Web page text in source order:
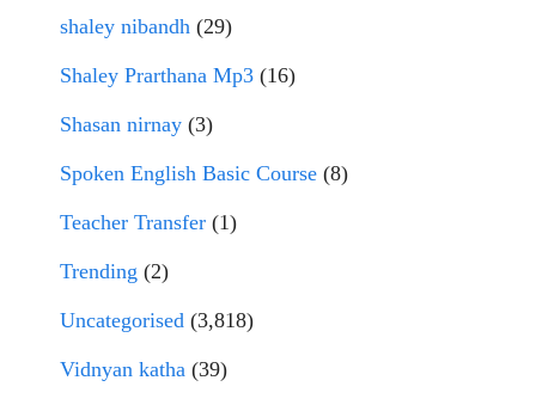
shaley nibandh (29)
Shaley Prarthana Mp3 (16)
Shasan nirnay (3)
Spoken English Basic Course (8)
Teacher Transfer (1)
Trending (2)
Uncategorised (3,818)
Vidnyan katha (39)